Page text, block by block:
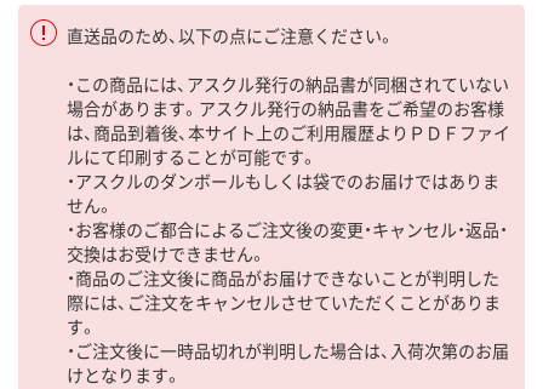
直送品のため、以下の点にご注意ください。
・この商品には、アスクル発行の納品書が同梱されていない
場合があります。アスクル発行の納品書をご希望のお客様
は、商品到着後、本サイト上のご利用履歴よりＰＤＦファイ
ルにて印刷することが可能です。
・アスクルのダンボールもしくは袋でのお届けではありま
せん。
・お客様のご都合によるご注文後の変更・キャンセル・返品・
交換はお受けできません。
・商品のご注文後に商品がお届けできないことが判明した
際には、ご注文をキャンセルさせていただくことがありま
す。
・ご注文後に一時品切れが判明した場合は、入荷次第のお届
けとなります。